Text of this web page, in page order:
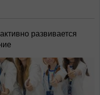
развивается